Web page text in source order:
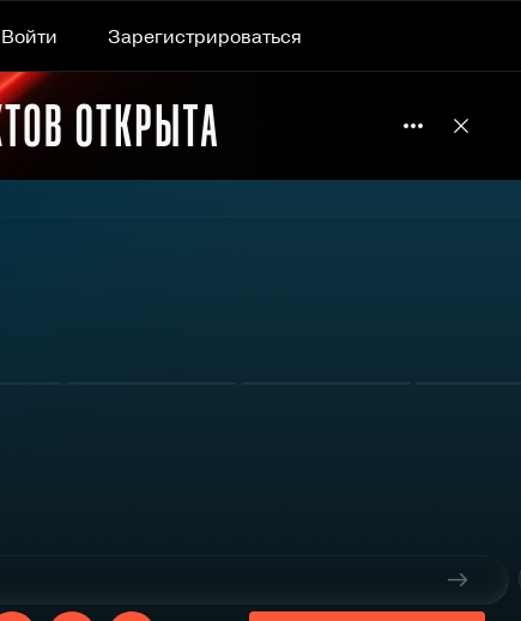
Войти
Зарегистрироваться